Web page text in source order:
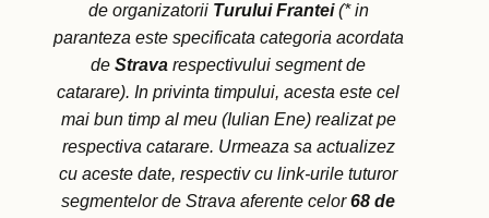
de organizatorii Turului Frantei(* in
paranteza este specificata categoria acordata
de Strava respectivului segment de
catarare). In privinta timpului, acesta este cel
mai bun timp al meu (Iulian Ene) realizat pe
respectiva catarare. Urmeaza sa actualizez
cu aceste date, respectiv cu link-urile tuturor
segmentelor de Strava aferente celor68 de